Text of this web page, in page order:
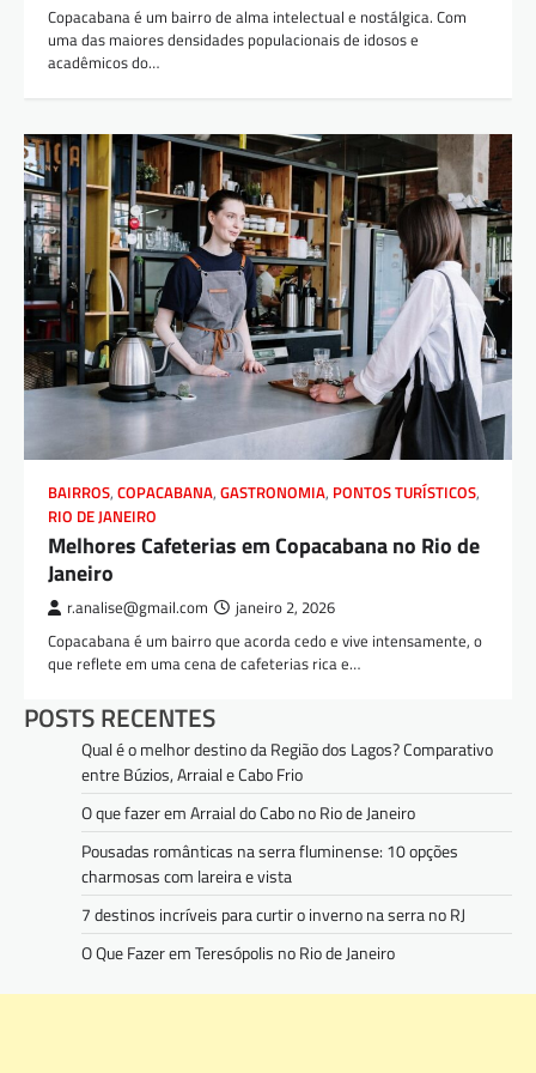
Copacabana é um bairro de alma intelectual e nostálgica. Com
uma das maiores densidades populacionais de idosos e
acadêmicos do…
BAIRROS, COPACABANA, GASTRONOMIA, PONTOS TURÍSTICOS,
RIO DE JANEIRO
Melhores Cafeterias em Copacabana no Rio de
Janeiro
r.analise@gmail.com janeiro 2, 2026
Copacabana é um bairro que acorda cedo e vive intensamente, o
que reflete em uma cena de cafeterias rica e…
POSTS RECENTES
Qual é o melhor destino da Região dos Lagos? Comparativo
entre Búzios, Arraial e Cabo Frio
O que fazer em Arraial do Cabo no Rio de Janeiro
Pousadas românticas na serra fluminense: 10 opções
charmosas com lareira e vista
7 destinos incríveis para curtir o inverno na serra no RJ
O Que Fazer em Teresópolis no Rio de Janeiro